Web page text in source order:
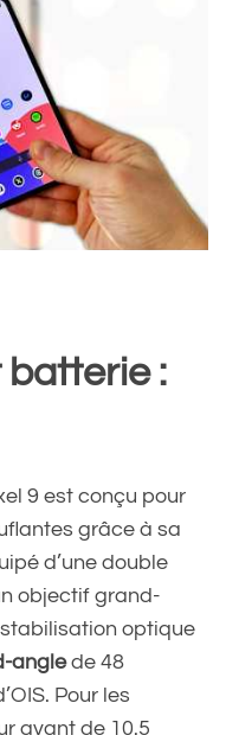
batterie :
9 est conçu pour
grâce à sa
d’une double
objectif grand-
optique
anglede 48
Pour les
avant de 10.5